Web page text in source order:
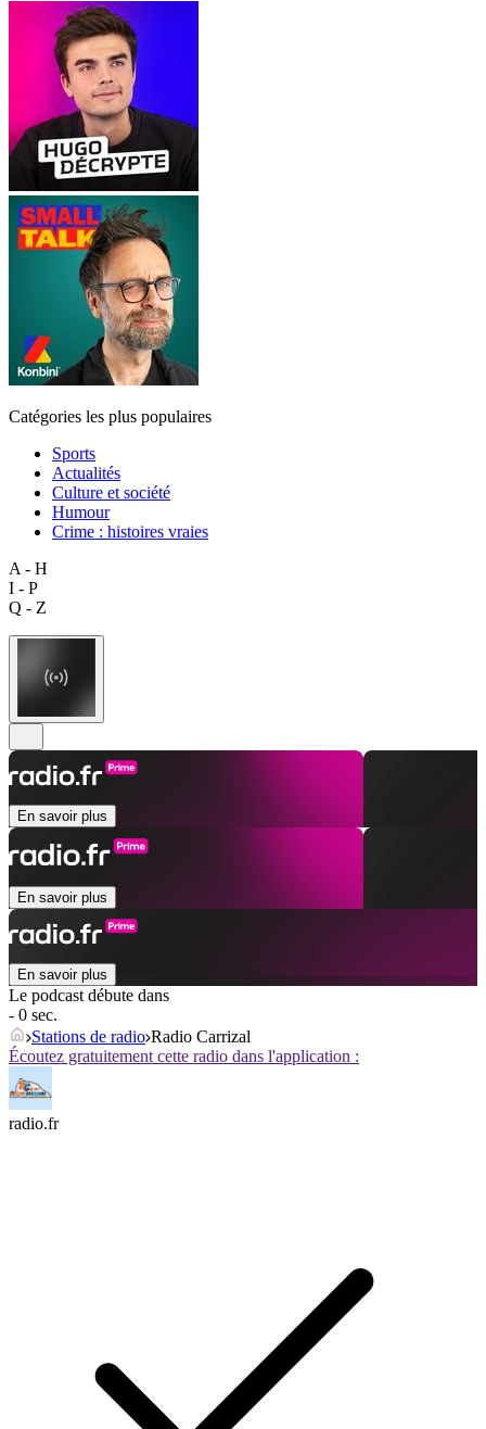
Catégories les plus populaires
Sports
Actualités
Culture et société
Humour
Crime : histoires vraies
A - H
I - P
Q - Z
En savoir plus
En savoir plus
En savoir plus
Le podcast débute dans
- 0 sec.
Stations de radio Radio Carrizal
Écoutez gratuitement cette radio dans l'application :
radio.fr